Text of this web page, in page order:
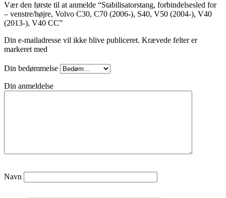
Vær den første til at anmelde “Stabilisatorstang, forbindelsesled for
– venstre/højre, Volvo C30, C70 (2006-), S40, V50 (2004-), V40
(2013-), V40 CC”
Din e-mailadresse vil ikke blive publiceret. Krævede felter er
markeret med
Din bedømmelse
Din anmeldelse
Navn